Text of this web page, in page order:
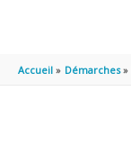
Accueil Démarches